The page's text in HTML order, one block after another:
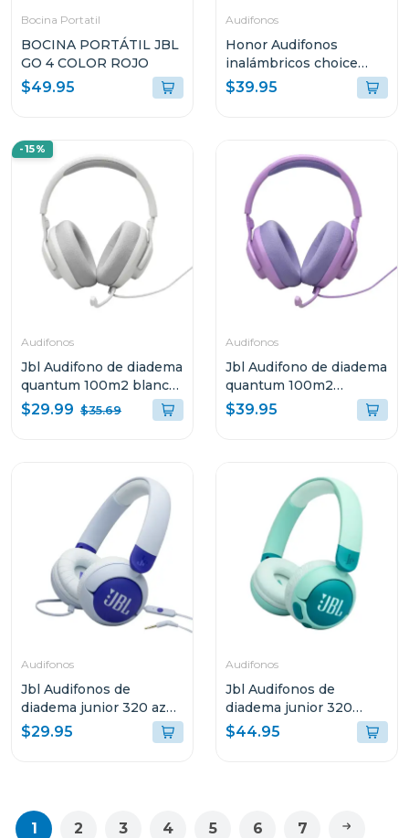
Bocina Portatil
BOCINA PORTÁTIL JBL
GO 4 COLOR ROJO
$49.95
Audifonos
Honor Audifonos
inalámbricos choice
earbuds x7i blanco
me00
$39.95
-15%
Audifonos
Jbl Audifono de diadema
quantum 100m2 blanco
qtum100m2
$29.99 $35.69
Audifonos
Jbl Audifono de diadema
quantum 100m2
púrpura qtum100m2
$39.95
Audifonos
Jbl Audifonos de
diadema junior 320 azul
bluam
$29.95
Audifonos
Jbl Audifonos de
diadema junior 320
inalámbricos bt verde
grnam
$44.95
1 2 3 4 5 6 7